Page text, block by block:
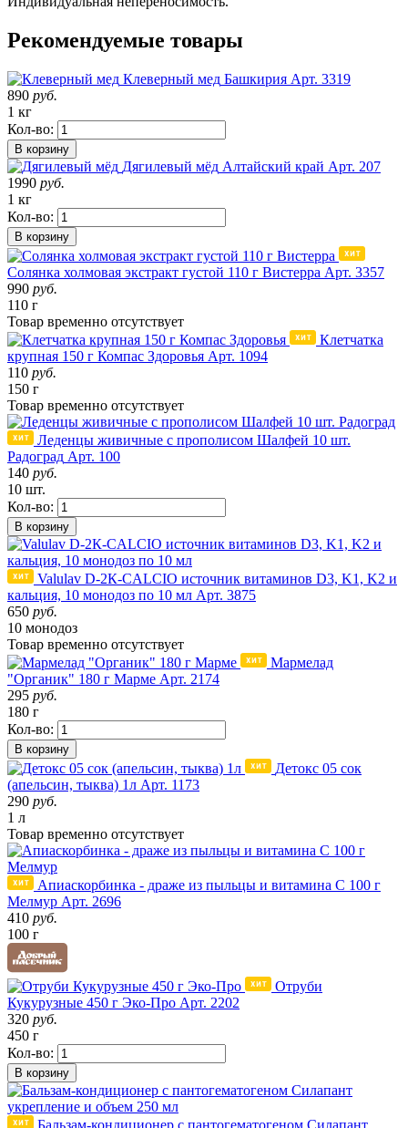
Рекомендуемые товары
Клеверный мед Башкирия Арт. 3319
890 руб.
1 кг
Кол-во:
В корзину
Дягилевый мёд Алтайский край Арт. 207
1990 руб.
1 кг
Кол-во:
В корзину
Солянка холмовая экстракт густой 110 г Вистерра Арт. 3357
990 руб.
110 г
Товар временно отсутствует
Клетчатка
крупная 150 г Компас Здоровья Арт. 1094
110 руб.
150 г
Товар временно отсутствует
Леденцы живичные с прополисом Шалфей 10 шт.
Радоград Арт. 100
140 руб.
10 шт.
Кол-во:
В корзину
Valulav D-2К-CALCIO источник витаминов D3, K1, K2 и
кальция, 10 монодоз по 10 мл Арт. 3875
650 руб.
10 монодоз
Товар временно отсутствует
Мармелад
"Органик" 180 г Марме Арт. 2174
295 руб.
180 г
Кол-во:
В корзину
Детокс 05 сок
(апельсин, тыква) 1л Арт. 1173
290 руб.
1 л
Товар временно отсутствует
Апиаскорбинка - драже из пыльцы и витамина С 100 г
Мелмур Арт. 2696
410 руб.
100 г
Отруби
Кукурузные 450 г Эко-Про Арт. 2202
320 руб.
450 г
Кол-во:
В корзину
Бальзам-кондиционер с пантогематогеном Силапант